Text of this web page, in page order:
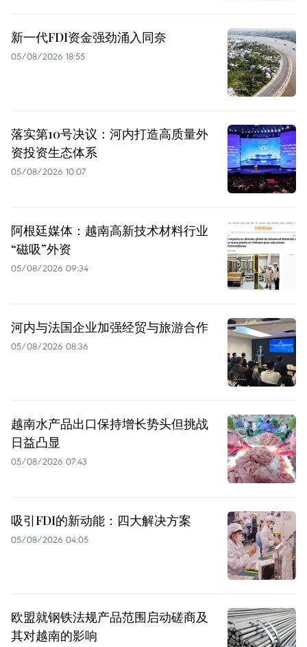
新一代FDI资金强劲涌入同奈
05/08/2026 18:55
落实第10号决议：河内打造高质量外
资投资生态体系
05/08/2026 10:07
阿根廷媒体：越南高新技术材料行业
“磁吸”外资
05/08/2026 09:34
河内与法国企业加强经贸与旅游合作
05/08/2026 08:36
越南水产品出口保持增长势头但挑战
日益凸显
05/08/2026 07:43
吸引FDI的新动能：四大解决方案
05/08/2026 04:05
欧盟就钢铁法规产品范围启动磋商及
其对越南的影响